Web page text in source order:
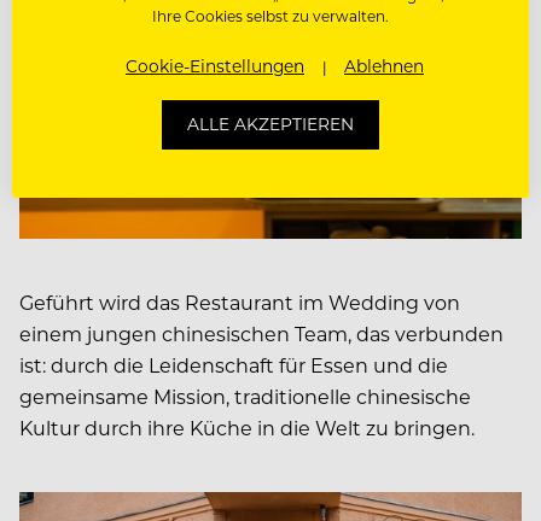
Geführt wird das Restaurant im Wedding von
einem jungen chinesischen Team, das verbunden
ist: durch die Leidenschaft für Essen und die
gemeinsame Mission, traditionelle chinesische
Kultur durch ihre Küche in die Welt zu bringen.
Ihre Cookies selbst zu verwalten.
Cookie-Einstellungen Ablehnen
ALLE AKZEPTIEREN